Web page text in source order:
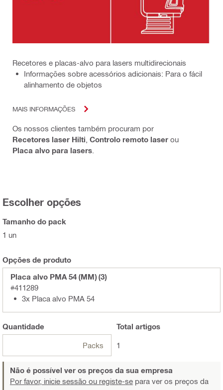
Recetores e placas-alvo para lasers multidirecionais
Informações sobre acessórios adicionais: Para o fácil
alinhamento de objetos
MAIS INFORMAÇÕES
Os nossos clientes também procuram por
Recetores laser Hilti Controlo remoto laser ou
Placa alvo para lasers
Escolher opções
Tamanho do pack
1 un
Opções de produto
Placa alvo PMA 54 (MM) (3)
#411289
3x Placa alvo PMA 54
Quantidade
Packs
Total artigos
1
Não é possível ver os preços da sua empresa
Por favor, inicie sessão ou registe-se para ver os preços da